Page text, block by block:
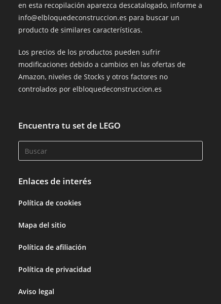
en esta recopilación aparezca descatalogado, informe a
info@elbloquedeconstruccion.es para buscar un
producto de similares características.
Los precios de los productos pueden sufrir
modificaciones debido a cambios en las ofertas de
Amazon, niveles de Stocks y otros factores no
controlados por elbloquedeconstruccion.es
Encuentra tu set de LEGO
Enlaces de interés
Política de cookies
Mapa del sitio
Política de afiliación
Política de privacidad
Aviso legal